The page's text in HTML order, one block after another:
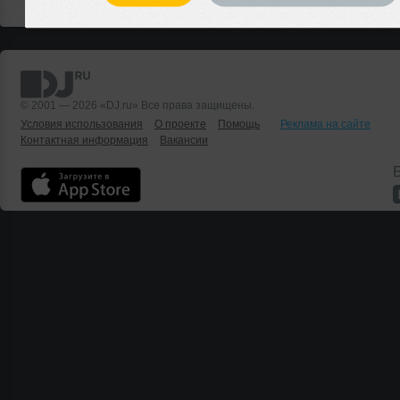
© 2001 — 2026 «DJ.ru» Все права защищены.
Условия использования
О проекте Помощь
Реклама на сайте
Контактная информация
Вакансии